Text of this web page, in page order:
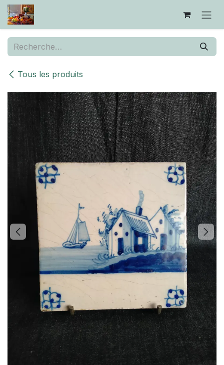
Se rendre au contenu
Tous les produits